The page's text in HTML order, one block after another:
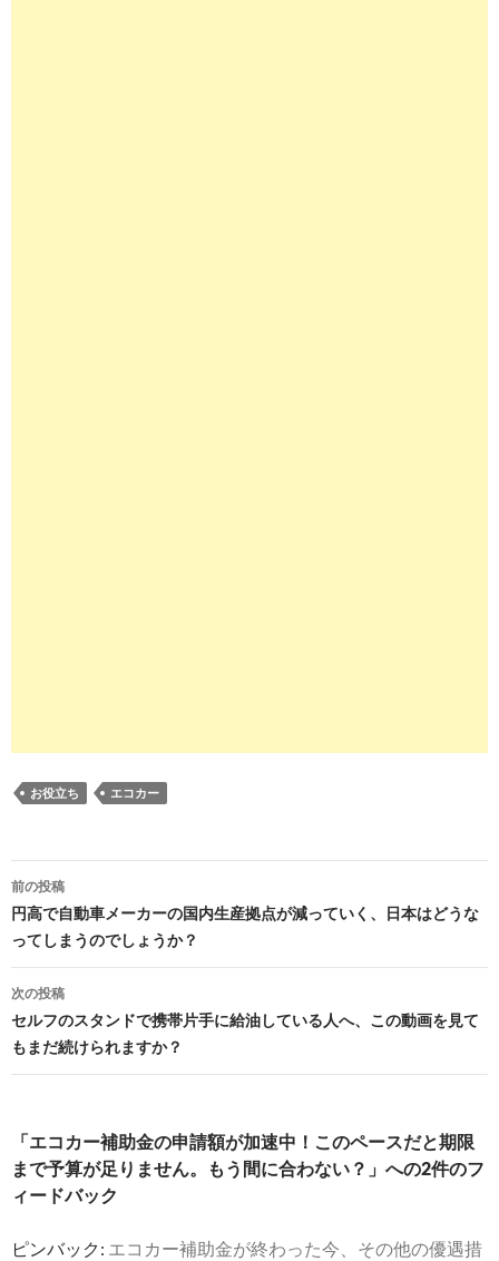
お役立ち エコカー
投
稿
ナ
ビ
ゲ
ー
ョ
ン
前の投稿
円高で自動車メーカーの国内生産拠点が減っていく、日本はどうな
ってしまうのでしょうか？
次の投稿
セルフのスタンドで携帯片手に給油している人へ、この動画を見て
もまだ続けられますか？
「エコカー補助金の申請額が加速中！このペースだと期限
まで予算が足りません。もう間に合わない？」への2件のフ
ィードバック
ピンバック: エコカー補助金が終わった今、その他の優遇措